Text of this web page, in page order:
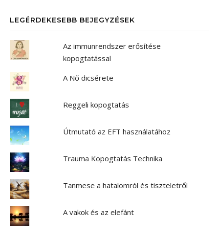
LEGÉRDEKESEBB BEJEGYZÉSEK
Az immunrendszer erősítése
kopogtatással
A Nő dicsérete
Reggeli kopogtatás
Útmutató az EFT használatához
Trauma Kopogtatás Technika
Tanmese a hatalomról és tiszteletről
A vakok és az elefánt